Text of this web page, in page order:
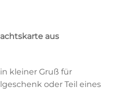
aus
kleiner Gruß für
oder Teil eines